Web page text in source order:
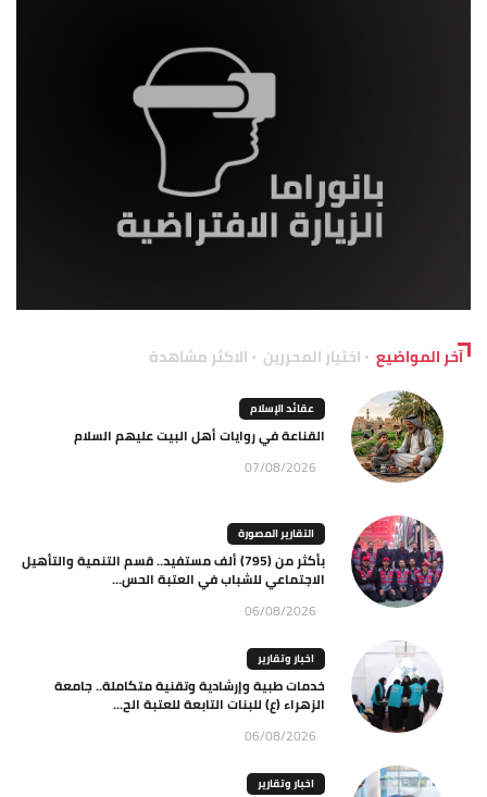
آخر المواضيع اختيار المحررين الاكثر مشاهدة
عقائد الإسلام
القناعة في روايات أهل البيت عليهم السلام
07/08/2026
التقارير المصورة
بأكثر من (795) ألف مستفيد.. قسم التنمية والتأهيل
الاجتماعي للشباب في العتبة الحس...
06/08/2026
اخبار وتقارير
خدمات طبية وإرشادية وتقنية متكاملة.. جامعة
الزهراء (ع) للبنات التابعة للعتبة الح...
06/08/2026
اخبار وتقارير